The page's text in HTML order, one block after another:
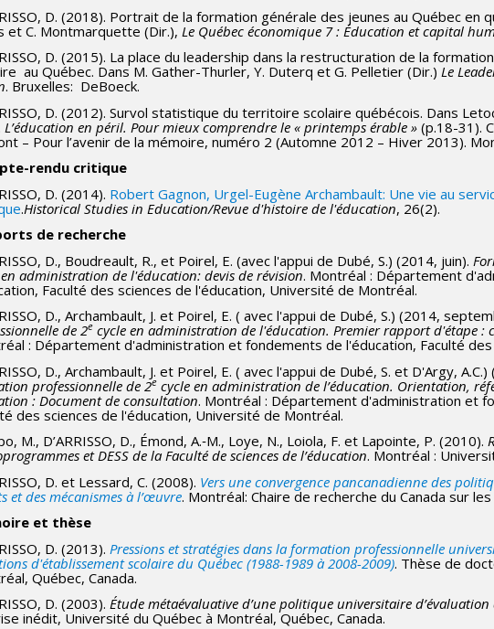
D. (2018). Portrait de la formation générale des jeunes au Québec en
et C. Montmarquette (Dir.), Le Québec économique 7 : Éducation et capital
D. (2015). La place du leadership dans la restructuration de la
au Québec. Dans M. Gather-Thurler, Y. Duterq et G. Pelletier (Dir.) Le
. Bruxelles: DeBoeck.
D. (2012). Survol statistique du territoire scolaire québécois. Dans
L’éducation en péril. Pour mieux comprendre le « printemps érable » (p.18-31).
– Pour l’avenir de la mémoire, numéro 2 (Automne 2012 – Hiver 2013).
rendu critique
D. (2014). Robert Gagnon, Urgel-Eugène Archambault: Une vie au
.Historical Studies in Education/Revue d'histoire de l'éducation, 26(2).
de recherche
D., Boudreault, R., et Poirel, E. (avec l'appui de Dubé, S.) (2014, juin).
administration de l'éducation: devis de révision. Montréal : Département
Faculté des sciences de l'éducation, Université de Montréal.
D., Archambault, J. et Poirel, E. ( avec l'appui de Dubé, S.) (2014,
de 2e cycle en administration de l'éducation. Premier rapport d'étape :
: Département d'administration et fondements de l'éducation, Faculté
D., Archambault, J. et Poirel, E. ( avec l'appui de Dubé, S. et D'Argy, A.C.)
professionnelle de 2e cycle en administration de l’éducation. Orientation,
: Document de consultation. Montréal : Département d'administration et
des sciences de l'éducation, Université de Montréal.
M., D’ARRISSO, D., Émond, A.‐M., Loye, N., Loiola, F. et Lapointe, P. (2010).
et DESS de la Faculté de sciences de l’éducation. Montréal :
D. et Lessard, C. (2008). Vers une convergence pancanadienne des
et des mécanismes à l’œuvre. Montréal: Chaire de recherche du Canada sur
et thèse
D. (2013). Pressions et stratégies dans la formation professionnelle
d'établissement scolaire du Québec (1988-1989 à 2008-2009). Thèse de
Québec, Canada.
D. (2003). Étude métaévaluative d’une politique universitaire
inédit, Université du Québec à Montréal, Québec, Canada.